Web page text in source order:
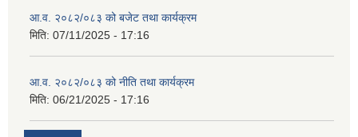
आ.व. २०८२/०८३ को बजेट तथा कार्यक्रम
मिति: 07/11/2025 - 17:16
आ.व. २०८२/०८३ को नीति तथा कार्यक्रम
मिति: 06/21/2025 - 17:16